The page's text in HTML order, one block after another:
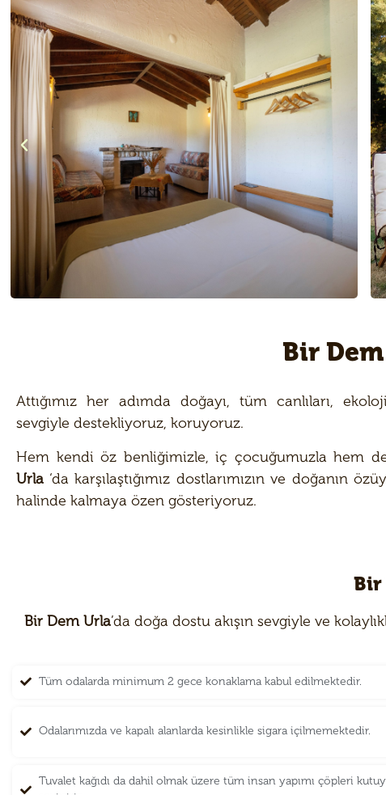
Bir
Attığımız her adımda doğayı, tüm canlıları,
sevgiyle destekliyoruz, koruyoruz.
Hem kendi öz benliğimizle, iç çocuğumuzla hem
Urla ‘da karşılaştığımız dostlarımızın ve doğanın
halinde kalmaya özen gösteriyoruz.
Bir
Bir Dem Urla’da doğa dostu akışın sevgiyle ve
Tüm odalarda minimum 2 gece konaklama kabul edilmektedir.
Odalarımızda ve kapalı alanlarda kesinlikle sigara içilmemektedir.
Tuvalet kağıdı da dahil olmak üzere tüm insan yapımı çöpleri